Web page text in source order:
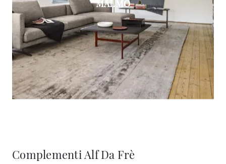
MALMO
Complementi Alf Da Frè